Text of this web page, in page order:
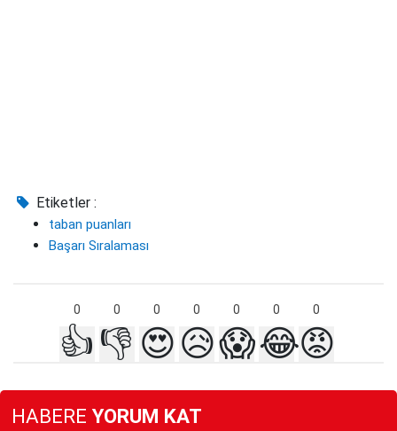
Etiketler :
taban puanları
Başarı Sıralaması
0 0 0 0 0 0 0
👍 👎 😍😥😱😂😡
HABERE YORUM KAT